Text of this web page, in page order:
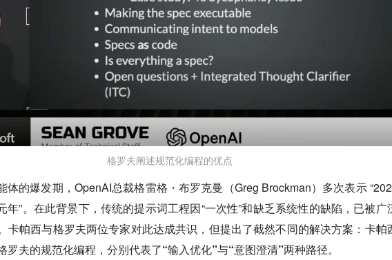
格罗夫阐述规范化编程的优点
体的爆发期，OpenAI总裁格雷格・布罗克曼（Greg Brockman）多次表示
年”。在此背景下，传统的提示词工程因“一次性”和缺乏系统性的缺陷，已被广
卡帕西与格罗夫两位专家对此达成共识，但提出了截然不同的解决方案： 卡帕
罗夫的规范化编程，分别代表了“输入优化”与“意图澄清”两种路径。